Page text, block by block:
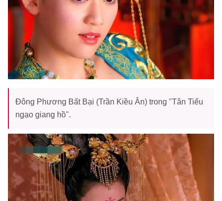
Đông Phương Bất Bại (Trần Kiều Ân) trong "Tân Tiếu
ngạo giang hồ".